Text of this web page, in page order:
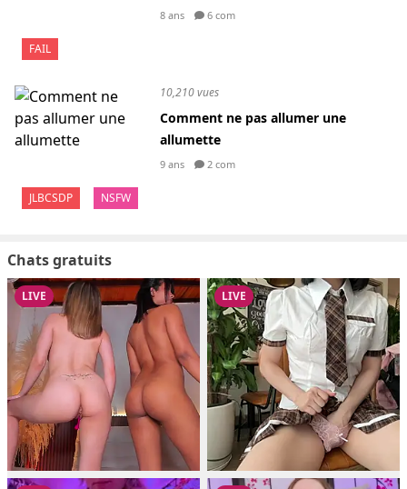
FAIL
8 ans 6 com
JLBCSDP NSFW
10,210 vues
Comment ne pas allumer une
allumette
9 ans 2 com
Chats gratuits